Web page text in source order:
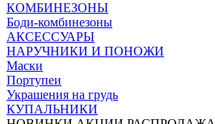
КОМБИНЕЗОНЫ
Боди-комбинезоны
АКСЕССУАРЫ
НАРУЧНИКИ И ПОНОЖИ
Маски
Портупеи
Украшения на грудь
КУПАЛЬНИКИ